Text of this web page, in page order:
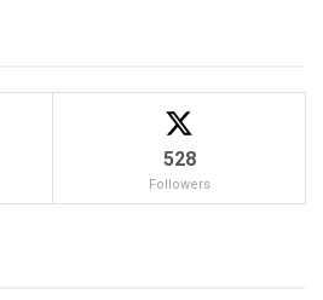
528
Followers